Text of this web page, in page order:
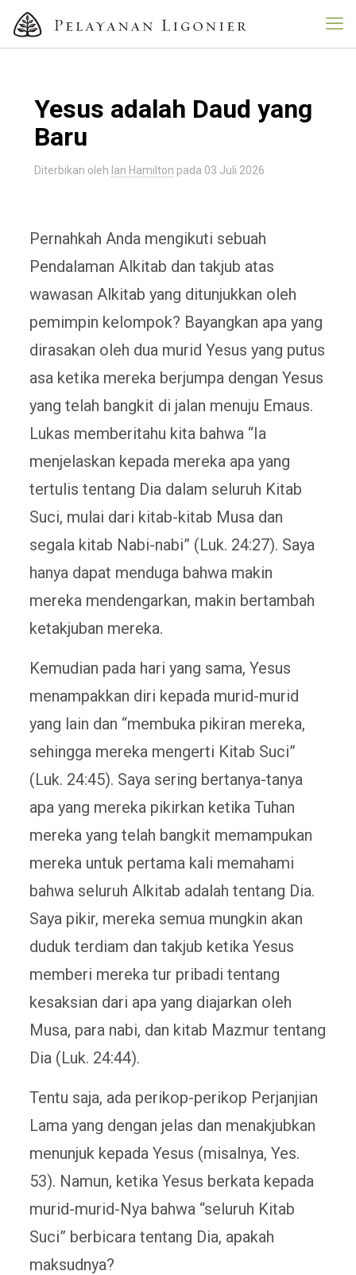
Yesus adalah Daud yang
Baru
Diterbikan oleh Ian Hamilton pada 03 Juli 2026
Pernahkah Anda mengikuti sebuah
Pendalaman Alkitab dan takjub atas
wawasan Alkitab yang ditunjukkan oleh
pemimpin kelompok? Bayangkan apa yang
dirasakan oleh dua murid Yesus yang putus
asa ketika mereka berjumpa dengan Yesus
yang telah bangkit di jalan menuju Emaus.
Lukas memberitahu kita bahwa “Ia
menjelaskan kepada mereka apa yang
tertulis tentang Dia dalam seluruh Kitab
Suci, mulai dari kitab-kitab Musa dan
segala kitab Nabi-nabi” (Luk. 24:27). Saya
hanya dapat menduga bahwa makin
mereka mendengarkan, makin bertambah
ketakjuban mereka.
Kemudian pada hari yang sama, Yesus
menampakkan diri kepada murid-murid
yang lain dan “membuka pikiran mereka,
sehingga mereka mengerti Kitab Suci”
(Luk. 24:45). Saya sering bertanya-tanya
apa yang mereka pikirkan ketika Tuhan
mereka yang telah bangkit memampukan
mereka untuk pertama kali memahami
bahwa seluruh Alkitab adalah tentang Dia.
Saya pikir, mereka semua mungkin akan
duduk terdiam dan takjub ketika Yesus
memberi mereka tur pribadi tentang
kesaksian dari apa yang diajarkan oleh
Musa, para nabi, dan kitab Mazmur tentang
Dia (Luk. 24:44).
Tentu saja, ada perikop-perikop Perjanjian
Lama yang dengan jelas dan menakjubkan
menunjuk kepada Yesus (misalnya, Yes.
53). Namun, ketika Yesus berkata kepada
murid-murid-Nya bahwa “seluruh Kitab
Suci” berbicara tentang Dia, apakah
maksudnya?